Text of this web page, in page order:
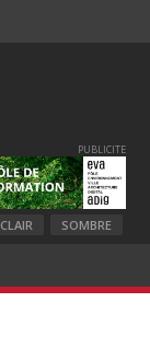
PUBLICITE
CLAIR SOMBRE